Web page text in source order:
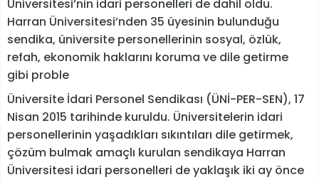
Üniversitesi’nin idari personelleri de dahil oldu.
Harran Üniversitesi’nden 35 üyesinin bulunduğu
sendika, üniversite personellerinin sosyal, özlük,
refah, ekonomik haklarını koruma ve dile getirme
gibi proble
Üniversite İdari Personel Sendikası (ÜNİ-PER-SEN), 17
Nisan 2015 tarihinde kuruldu. Üniversitelerin idari
personellerinin yaşadıkları sıkıntıları dile getirmek,
çözüm bulmak amaçlı kurulan sendikaya Harran
Üniversitesi idari personelleri de yaklaşık iki ay önce